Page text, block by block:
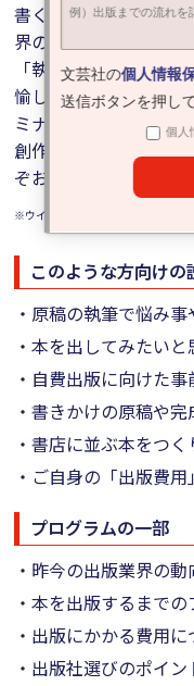
書くことが大好き！
界の話も聴いてみたい！
「執筆と出版の説明
愉しさや醍醐味を多く
ミナーです。
創作未経験者も、すで
ぞお気軽にご参加くだ
※ウイルス感染症等の予防策を講じ
このような方向けの
・原稿の執筆で悩み
・本を出してみたい
・自費出版に向けた
・書きかけの原稿や
・書店に並ぶ本をつ
・ご自身の「出版費
プログラムの一部
・昨今の出版業界の
・本を出版するまで
・出版にかかる費用に
・出版社選びのポイン
文芸社の個人情報
送信ボタンを押し
個